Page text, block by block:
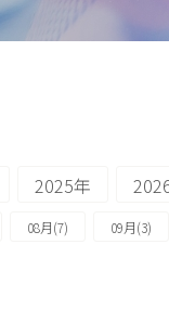
2025年
08月(7) 09月(3)